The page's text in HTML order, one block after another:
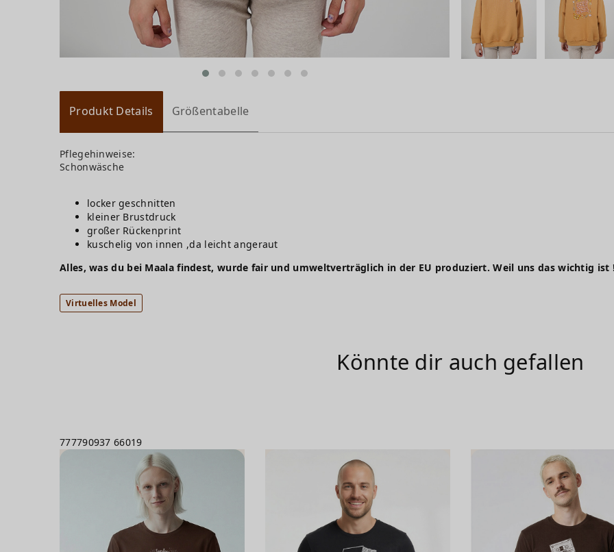
Produkt Details Größentabelle
Pflegehinweise:
Schonwäsche
locker geschnitten
kleiner Brustdruck
großer Rückenprint
kuschelig von innen ,da leicht angeraut
Alles, was du bei Maala findest, wurde fair und umweltverträglich in der EU produziert. Weil uns das wichtig ist
Virtuelles Model
Könnte dir auch gefallen
777790937 66019